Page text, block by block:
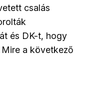
csalás
és DK-t, hogy
Mire a következő